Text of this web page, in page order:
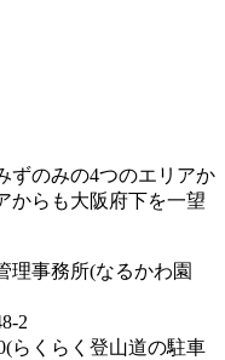
ずのみの4つのエリアか
からも大阪府下を一望
理事務所(なるかわ園
2
らくらく登山道の駐車